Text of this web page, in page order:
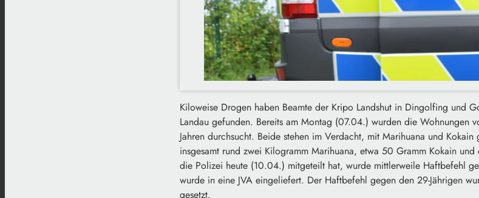
Kiloweise Drogen haben Beamte der Kripo Landshut in Dingolfing und
Landau gefunden. Bereits am Montag (07.04.) wurden die Wohnungen
Jahren durchsucht. Beide stehen im Verdacht, mit Marihuana und
insgesamt rund zwei Kilogramm Marihuana, etwa 50 Gramm Kokain
die Polizei heute (10.04.) mitgeteilt hat, wurde mittlerweile Haftbefehl
wurde in eine JVA eingeliefert. Der Haftbefehl gegen den 29-Jährigen
gesetzt.